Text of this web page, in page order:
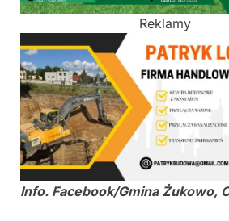
Reklamy
Info. Facebook/Gmina Żukowo,